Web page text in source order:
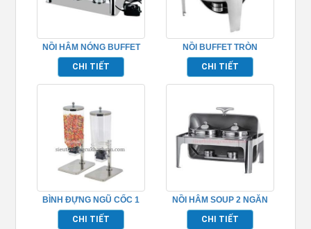
NỒI HÂM NÓNG BUFFET
ĐIỆN – TP697016
CHI TIẾT
NỒI BUFFET TRÒN
TP697003
CHI TIẾT
BÌNH ĐỰNG NGŨ CỐC 1
NGĂN INOX TP697049
CHI TIẾT
NỒI HÂM SOUP 2 NGĂN
BUFFET TP697002
CHI TIẾT